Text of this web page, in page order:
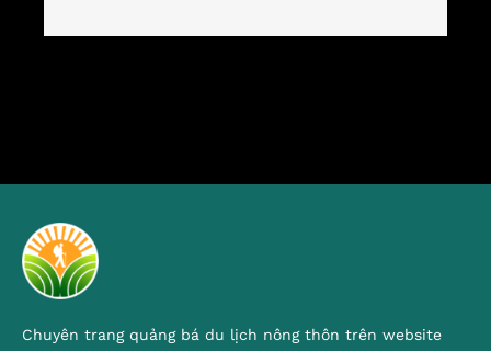
Chuyên trang quảng bá du lịch nông thôn trên website